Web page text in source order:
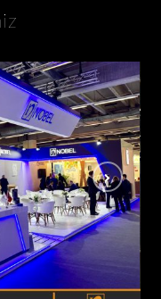
– Almanya